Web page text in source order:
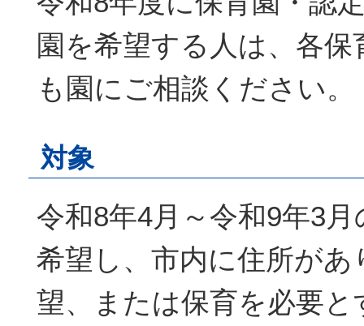
園を希望する人は、各
も園にご相談ください。
対象
令和8年4月～令和9年3
希望し、市内に住所があ
望、または保育を必要と